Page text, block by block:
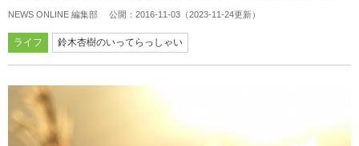
NEWS ONLINE 編集部 公開： 2016-11-03 （2023-11-24更新）
ライフ 鈴木杏樹のいってらっしゃい